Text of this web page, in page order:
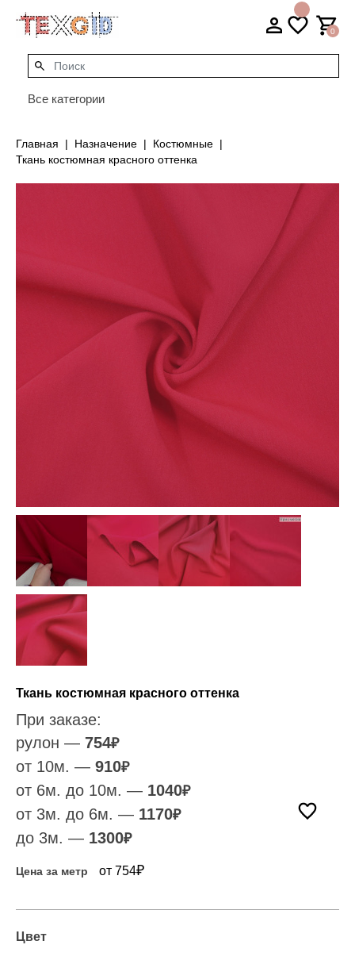
0
Все категории
Главная Назначение
Костюмные
Ткань костюмная красного оттенка
Ткань костюмная красного оттенка
При заказе:
рулон — 754₽
от 10м. — 910₽
от 6м. до 10м. — 1040₽
от 3м. до 6м. — 1170₽
до 3м. — 1300₽
Цена за метр от 754₽
Цвет